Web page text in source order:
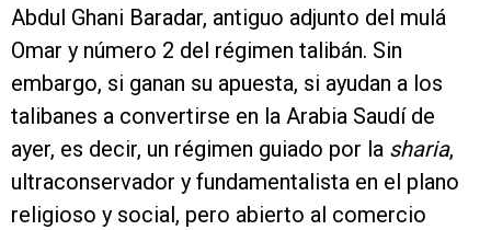
Abdul Ghani Baradar, antiguo adjunto del mulá
Omar y número 2 del régimen talibán. Sin
embargo, si ganan su apuesta, si ayudan a los
talibanes a convertirse en la Arabia Saudí de
ayer, es decir, un régimen guiado por la sharia,
ultraconservador y fundamentalista en el plano
religioso y social, pero abierto al comercio